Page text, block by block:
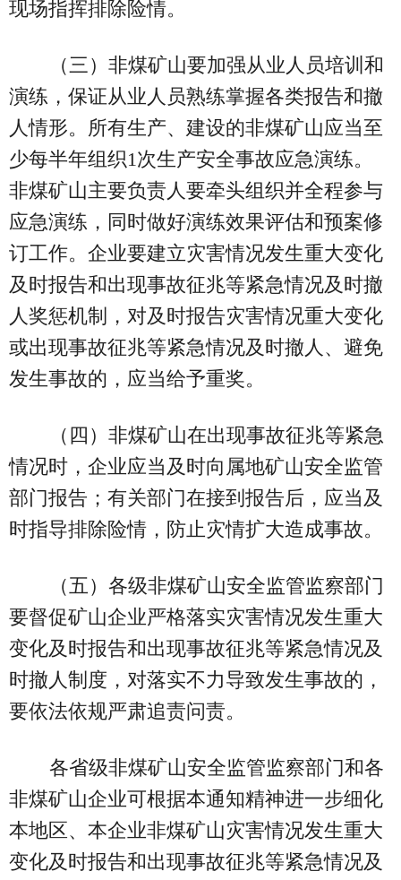
现场指挥排除险情。
（三）非煤矿山要加强从业人员培训和
演练，保证从业人员熟练掌握各类报告和撤
人情形。所有生产、建设的非煤矿山应当至
少每半年组织1次生产安全事故应急演练。
非煤矿山主要负责人要牵头组织并全程参与
应急演练，同时做好演练效果评估和预案修
订工作。企业要建立灾害情况发生重大变化
及时报告和出现事故征兆等紧急情况及时撤
人奖惩机制，对及时报告灾害情况重大变化
或出现事故征兆等紧急情况及时撤人、避免
发生事故的，应当给予重奖。
（四）非煤矿山在出现事故征兆等紧急
情况时，企业应当及时向属地矿山安全监管
部门报告；有关部门在接到报告后，应当及
时指导排除险情，防止灾情扩大造成事故。
（五）各级非煤矿山安全监管监察部门
要督促矿山企业严格落实灾害情况发生重大
变化及时报告和出现事故征兆等紧急情况及
时撤人制度，对落实不力导致发生事故的，
要依法依规严肃追责问责。
各省级非煤矿山安全监管监察部门和各
非煤矿山企业可根据本通知精神进一步细化
本地区、本企业非煤矿山灾害情况发生重大
变化及时报告和出现事故征兆等紧急情况及